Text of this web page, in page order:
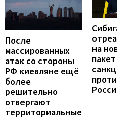
После
массированных
атак со стороны
РФ киевляне ещё
более
решительно
отвергают
территориальные
на
пакет